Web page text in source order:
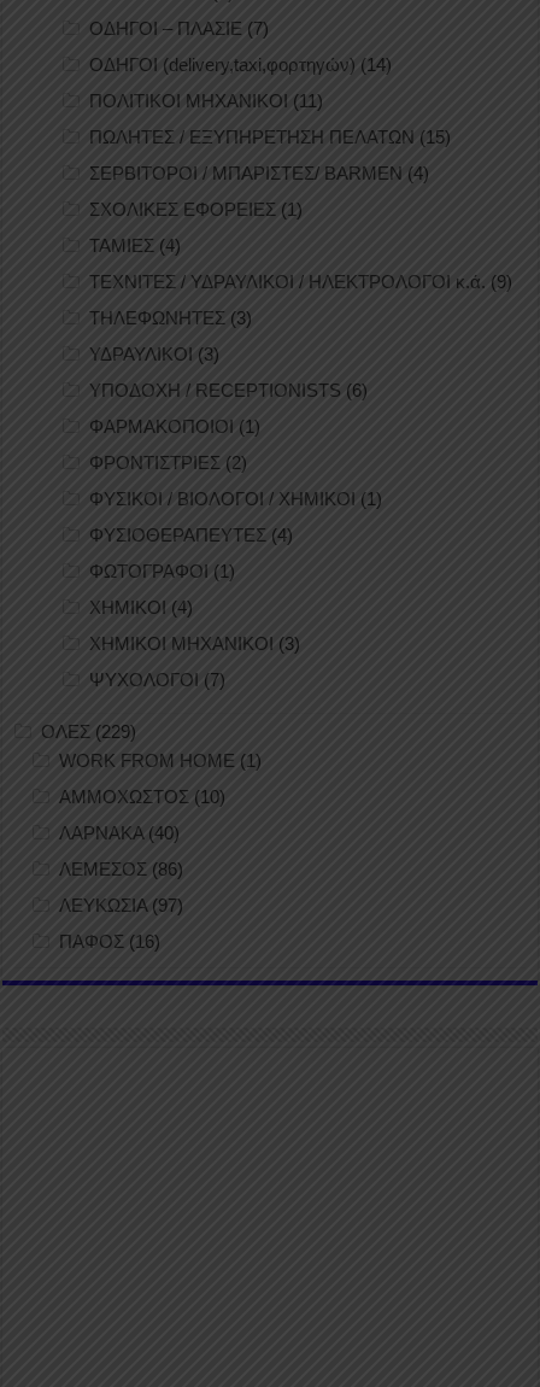
ΟΔΗΓΟΙ – ΠΛΑΣΙΕ (7)
ΟΔΗΓΟΙ (delivery,taxi,φορτηγών) (14)
ΠΟΛΙΤΙΚΟΙ ΜΗΧΑΝΙΚΟΙ (11)
ΠΩΛΗΤΕΣ / ΕΞΥΠΗΡΕΤΗΣΗ ΠΕΛΑΤΩΝ (15)
ΣΕΡΒΙΤΟΡΟΙ / ΜΠΑΡΙΣΤΕΣ/ BARMEN (4)
ΣΧΟΛΙΚΕΣ ΕΦΟΡΕΙΕΣ (1)
ΤΑΜΙΕΣ (4)
ΤΕΧΝΙΤΕΣ / ΥΔΡΑΥΛΙΚΟΙ / ΗΛΕΚΤΡΟΛΟΓΟΙ κ.ά. (9)
ΤΗΛΕΦΩΝΗΤΕΣ (3)
ΥΔΡΑΥΛΙΚΟΙ (3)
ΥΠΟΔΟΧΗ / RECEPTIONISTS (6)
ΦΑΡΜΑΚΟΠΟΙΟΙ (1)
ΦΡΟΝΤΙΣΤΡΙΕΣ (2)
ΦΥΣΙΚΟΙ / ΒΙΟΛΟΓΟΙ / ΧΗΜΙΚΟΙ (1)
ΦΥΣΙΟΘΕΡΑΠΕΥΤΕΣ (4)
ΦΩΤΟΓΡΑΦΟΙ (1)
ΧΗΜΙΚΟΙ (4)
ΧΗΜΙΚΟΙ ΜΗΧΑΝΙΚΟΙ (3)
ΨΥΧΟΛΟΓΟΙ (7)
ΟΛΕΣ (229)
WORK FROM HOME (1)
ΑΜΜΟΧΩΣΤΟΣ (10)
ΛΑΡΝΑΚΑ(40)
ΛΕΜΕΣΟΣ (86)
ΛΕΥΚΩΣΙΑ(97)
ΠΑΦΟΣ (16)